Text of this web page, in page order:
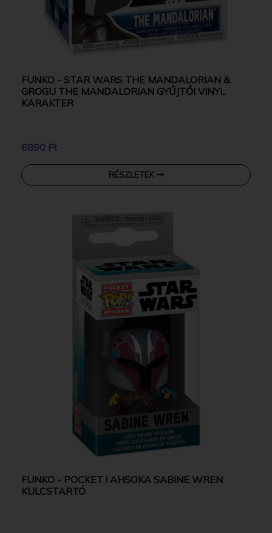
FUNKO - STAR WARS THE MANDALORIAN &
GROGU THE MANDALORIAN GYŰJTŐI VINYL
KARAKTER
6890 Ft
RÉSZLETEK
FUNKO - POCKET ! AHSOKA SABINE WREN
KULCSTARTÓ